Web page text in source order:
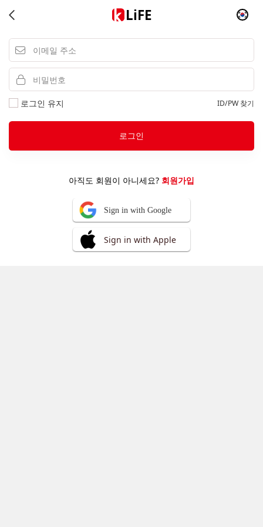
LiFE
로그인 유지 ID/PW 찾기
로그인
아직도 회원이 아니세요? 회원가입
Sign in with Google
Sign in with Apple